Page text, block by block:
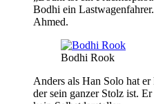
Bodhi ein
Ahmed.
Bodhi Rook
Anders als Han Solo hat er
der sein ganzer Stolz ist.